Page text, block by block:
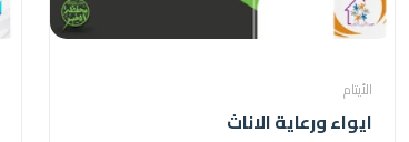
الأيتام
ايواء ورعاية الاناث